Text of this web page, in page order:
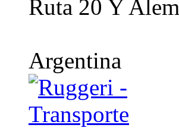
Ruta 20 Y Alem
Argentina